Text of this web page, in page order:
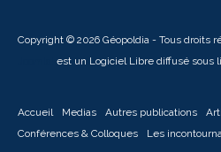
Copyright © 2026 Géopoldia - Tous droits
est un Logiciel Libre diffusé sous
Accueil Medias Autres publications
Conférences & Colloques
Les